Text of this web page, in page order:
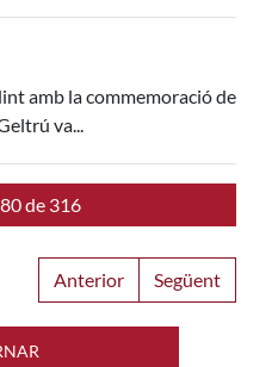
amb la commemoració de
va...
de 316
Anterior Següent